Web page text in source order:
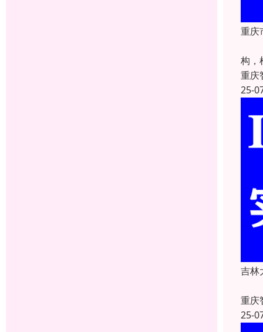
重庆
构，
重庆
25-
吉林
重庆
25-